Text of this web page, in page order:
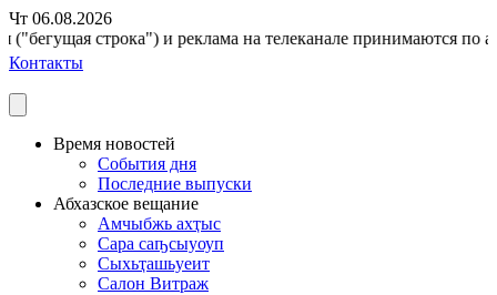
Чт 06.08.2026
строка") и реклама на телеканале принимаются по
Контакты
Время новостей
События дня
Последние выпуски
Абхазское вещание
Амчыбжь ахҭыс
Сара саҧсыуоуп
Сыхьҭашьуеит
Салон Витраж